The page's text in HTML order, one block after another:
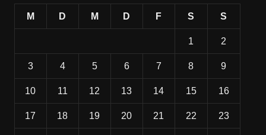
M D M D F S S
1 2
3 4 5 6 7 8 9
10 11 12 13 14 15 16
17 18 19 20 21 22 23